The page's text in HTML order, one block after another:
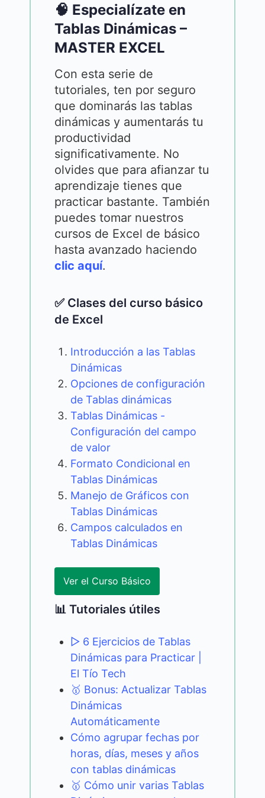
🧠 Especialízate en
Tablas Dinámicas –
MASTER EXCEL
Con esta serie de
tutoriales, ten por seguro
que dominarás las tablas
dinámicas y aumentarás tu
productividad
significativamente. No
olvides que para afianzar tu
aprendizaje tienes que
practicar bastante. También
puedes tomar nuestros
cursos de Excel de básico
hasta avanzado haciendo
clic aquí.
✅ Clases del curso básico
de Excel
Introducción a las Tablas
Dinámicas
Opciones de configuración
de Tablas dinámicas
Tablas Dinámicas -
Configuración del campo
de valor
Formato Condicional en
Tablas Dinámicas
Manejo de Gráficos con
Tablas Dinámicas
Campos calculados en
Tablas Dinámicas
Ver el Curso Básico
📊 Tutoriales útiles
▷ 6 Ejercicios de Tablas
Dinámicas para Practicar |
El Tío Tech
🥇 Bonus: Actualizar Tablas
Dinámicas
Automáticamente
Cómo agrupar fechas por
horas, días, meses y años
con tablas dinámicas
🥇 Cómo unir varias Tablas